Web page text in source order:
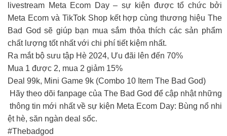
livestream Meta Ecom Day – sự kiện được tổ chức bởi
Meta Ecom và TikTok Shop kết hợp cùng thương hiệu The
Bad God sẽ giúp bạn mua sắm thỏa thích các sản phẩm
chất lượng tốt nhất với chi phí tiết kiệm nhất.
Ra mắt bộ sưu tập Hè 2024, Ưu đãi lên đến 70%
Mua 1 được 2, mua 2 giảm 15%
Deal 99k, Mini Game 9k (Combo 10 Item The Bad God)
Hãy theo dõi fanpage của The Bad God để cập nhật những
thông tin mới nhất về sự kiện Meta Ecom Day: Bùng nổ nhi
ệt hè, săn ngàn deal sốc.
#Thebadgod